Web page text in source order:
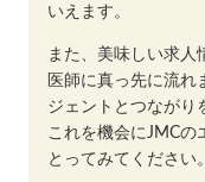
いえます。
また、美味しい求人
医師に真っ先に流れ
ジェントとつながり
これを機会にJMCの
とってみてください。